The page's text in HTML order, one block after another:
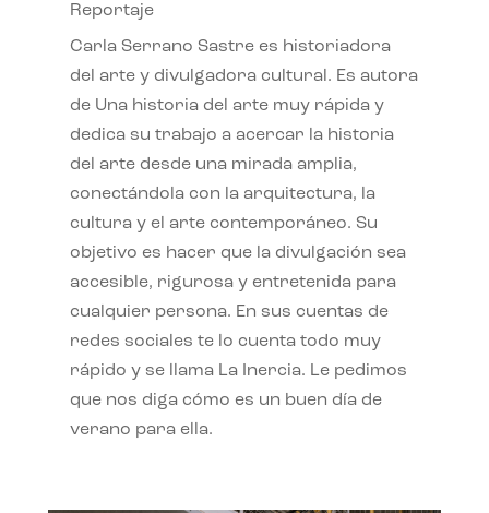
Reportaje
Carla Serrano Sastre es historiadora
del arte y divulgadora cultural. Es autora
de Una historia del arte muy rápida y
dedica su trabajo a acercar la historia
del arte desde una mirada amplia,
conectándola con la arquitectura, la
cultura y el arte contemporáneo. Su
objetivo es hacer que la divulgación sea
accesible, rigurosa y entretenida para
cualquier persona. En sus cuentas de
redes sociales te lo cuenta todo muy
rápido y se llama La Inercia. Le pedimos
que nos diga cómo es un buen día de
verano para ella.